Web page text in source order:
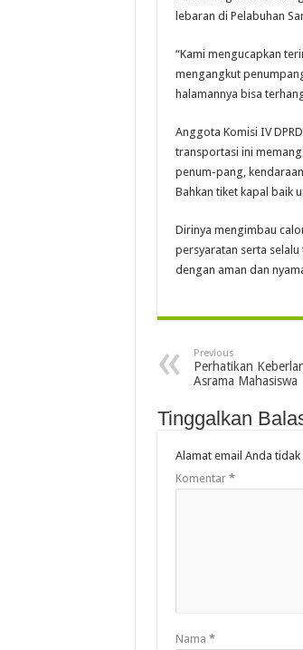
lebaran di Pelabuhan
“Kami mengucapkan
mengangkut
halamannya bisa
Anggota Komisi IV
transportasi ini
penum-pang,
Bahkan tiket kapal baik
Dirinya mengimbau
persyaratan serta
dengan aman dan
Previous
Perhatikan
Asrama Mahasiswa
Tinggalkan
Alamat email Anda
Komentar *
Nama *